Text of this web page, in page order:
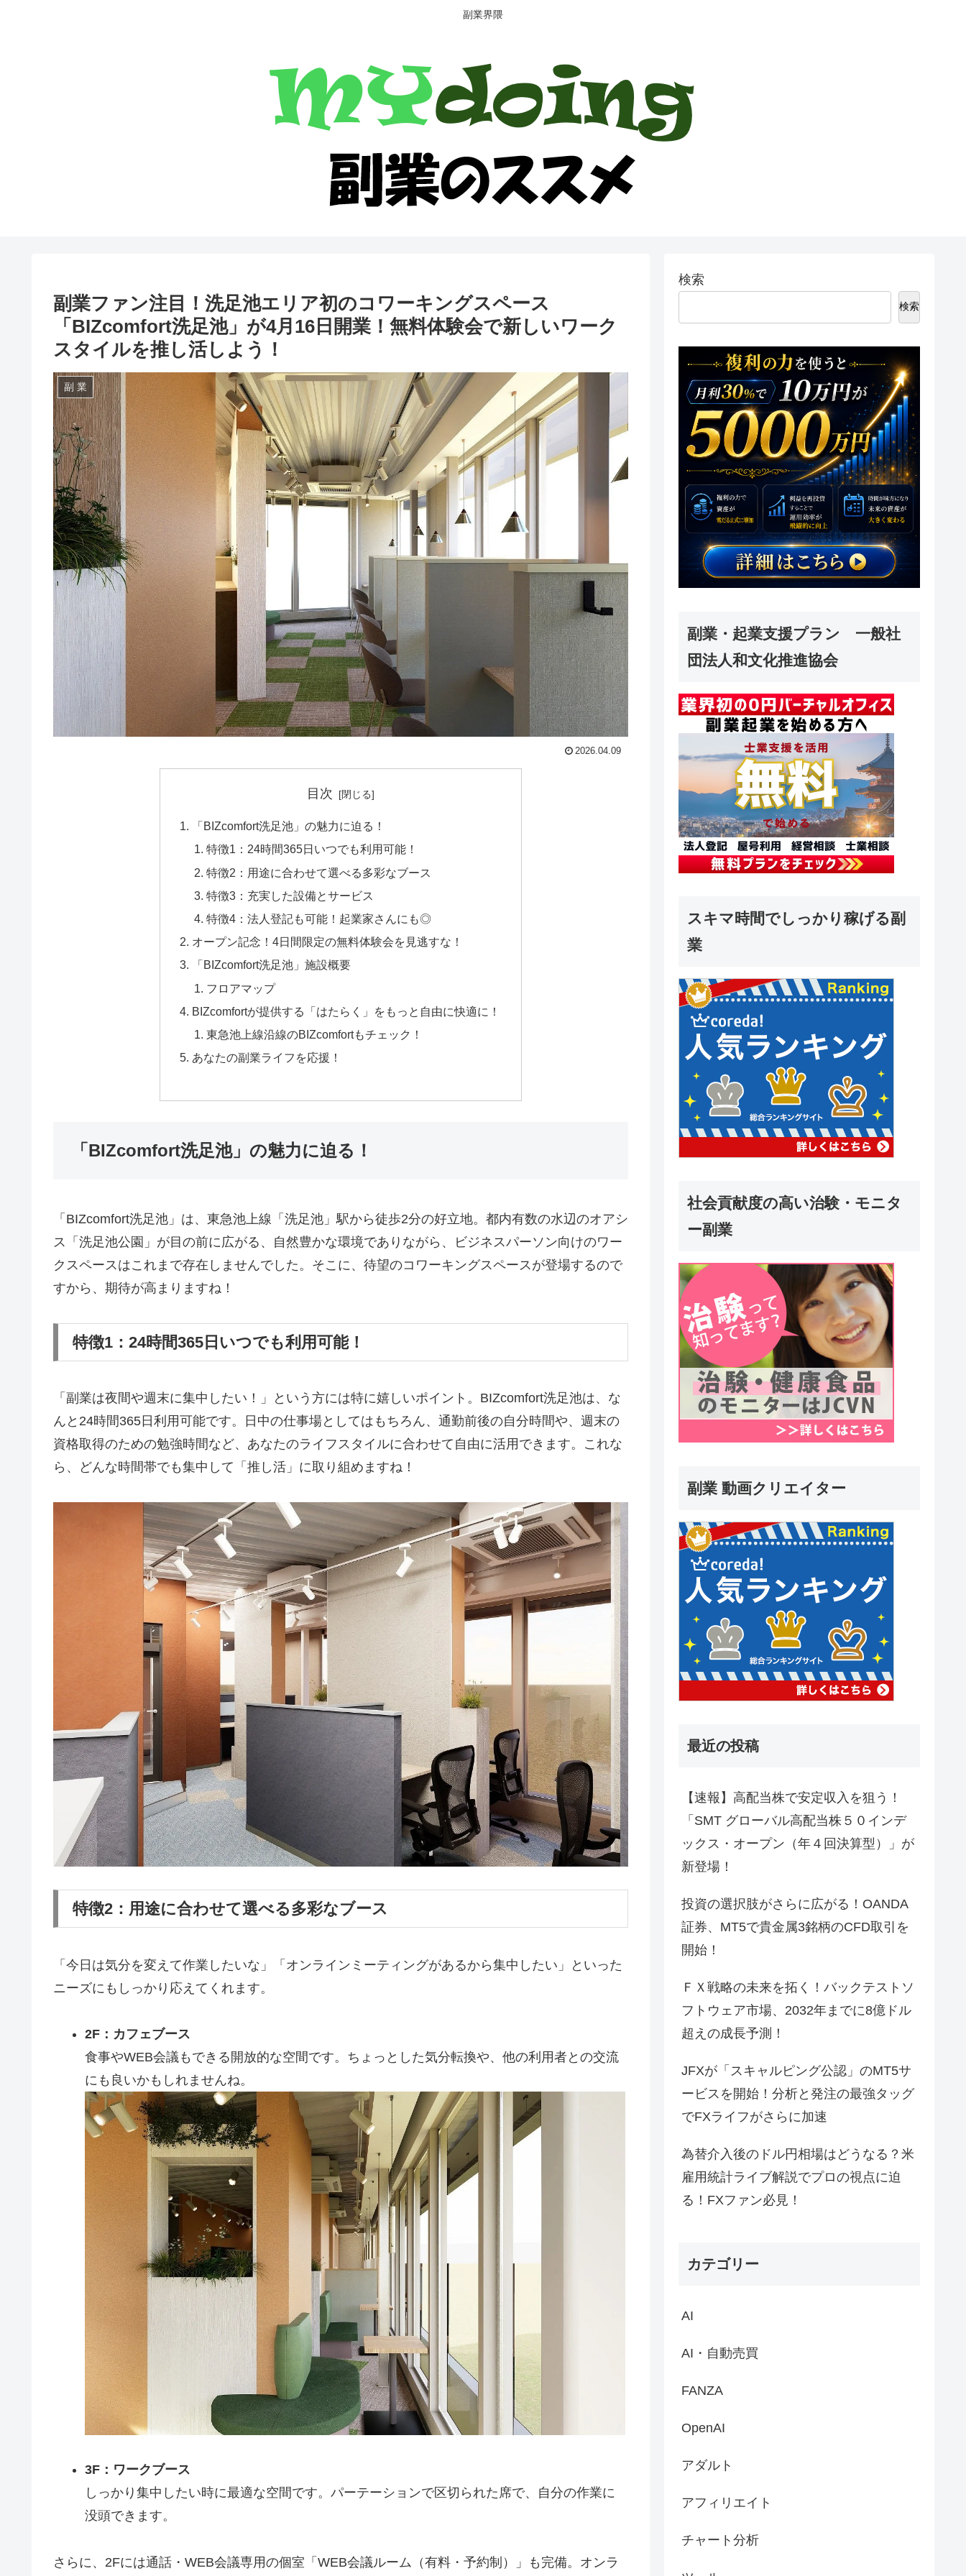
副業界隈
副業ファン注目！洗足池エリア初のコワーキングスペース
「BIZcomfort洗足池」が4月16日開業！無料体験会で新しいワーク
スタイルを推し活しよう！
副 業
2026.04.09
目次
「BIZcomfort洗足池」の魅力に迫る！
特徴1：24時間365日いつでも利用可能！
特徴2：用途に合わせて選べる多彩なブース
特徴3：充実した設備とサービス
特徴4：法人登記も可能！起業家さんにも◎
オープン記念！4日間限定の無料体験会を見逃すな！
「BIZcomfort洗足池」施設概要
フロアマップ
BIZcomfortが提供する「はたらく」をもっと自由に快適に！
東急池上線沿線のBIZcomfortもチェック！
あなたの副業ライフを応援！
「BIZcomfort洗足池」の魅力に迫る！
「BIZcomfort洗足池」は、東急池上線「洗足池」駅から徒歩2分の好立地。都内有数の水辺のオアシ
ス「洗足池公園」が目の前に広がる、自然豊かな環境でありながら、ビジネスパーソン向けのワー
クスペースはこれまで存在しませんでした。そこに、待望のコワーキングスペースが登場するので
すから、期待が高まりますね！
特徴1：24時間365日いつでも利用可能！
「副業は夜間や週末に集中したい！」という方には特に嬉しいポイント。BIZcomfort洗足池は、な
んと24時間365日利用可能です。日中の仕事場としてはもちろん、通勤前後の自分時間や、週末の
資格取得のための勉強時間など、あなたのライフスタイルに合わせて自由に活用できます。これな
ら、どんな時間帯でも集中して「推し活」に取り組めますね！
特徴2：用途に合わせて選べる多彩なブース
「今日は気分を変えて作業したいな」「オンラインミーティングがあるから集中したい」といった
ニーズにもしっかり応えてくれます。
2F：カフェブース
食事やWEB会議もできる開放的な空間です。ちょっとした気分転換や、他の利用者との交流
にも良いかもしれませんね。
3F：ワークブース
しっかり集中したい時に最適な空間です。パーテーションで区切られた席で、自分の作業に
没頭できます。
さらに、2Fには通話・WEB会議専用の個室「WEB会議ルーム（有料・予約制）」も完備。オンラ
検索
検索
副業・起業支援プラン 一般社
団法人和文化推進協会
スキマ時間でしっかり稼げる副
業
社会貢献度の高い治験・モニタ
ー副業
副業 動画クリエイター
最近の投稿
【速報】高配当株で安定収入を狙う！
「SMT グローバル高配当株５０インデ
ックス・オープン（年４回決算型）」が
新登場！
投資の選択肢がさらに広がる！OANDA
証券、MT5で貴金属3銘柄のCFD取引を
開始！
ＦＸ戦略の未来を拓く！バックテストソ
フトウェア市場、2032年までに8億ドル
超えの成長予測！
JFXが「スキャルピング公認」のMT5サ
ービスを開始！分析と発注の最強タッグ
でFXライフがさらに加速
為替介入後のドル円相場はどうなる？米
雇用統計ライブ解説でプロの視点に迫
る！FXファン必見！
カテゴリー
AI
AI・自動売買
FANZA
OpenAI
アダルト
アフィリエイト
チャート分析